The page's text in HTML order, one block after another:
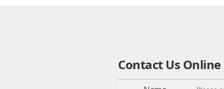
Contact Us Online